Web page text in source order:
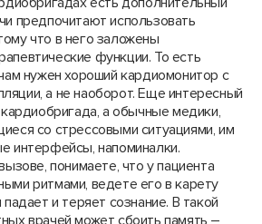
предпочитают использовать
что в него заложены
функции. То есть
нужен хороший кардиомонитор с
а не наоборот. Еще интересный
а обычные медики,
со стрессовыми ситуациями, им
интерфейсы, напоминалки.
понимаете, что у пациента
ритмами, ведете его в карету
и теряет сознание. В такой
врачей может сбоить память –